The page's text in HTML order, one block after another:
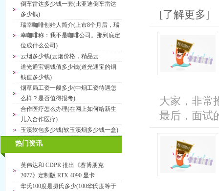
倒车雷达多少钱一套(比亚迪倒车雷达
多少钱)
瑞幸咖啡创始人简介(上市8个月后，瑞
幸咖啡称：我不是咖啡公司。那到底定
位成什么公司)
云烟多少钱(云烟价格，精品云
道光通宝铜钱值多少钱(道光通宝的铜
钱值多少钱)
烟草局工资一般多少(中烟工资待遇怎
么样？是否值得报考)
合作医疗怎么办理(在网上如何给新生
儿入合作医疗)
玉溪软包多少钱(软玉溪烟多少钱一盒)
热门资讯
英伟达和 CDPR 推出《赛博朋克
2077》定制版 RTX 4090 显卡
华氏100度是摄氏多少(100华氏度等于
[了解更多]
大家，非常
最后，面试